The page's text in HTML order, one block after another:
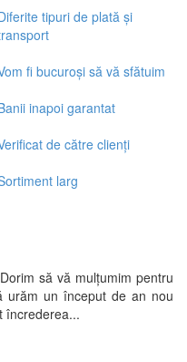
tipuri de plată și
fi bucuroși să vă sfătuim
inapoi garantat
de către clienți
larg
să vă mulțumim pentru
urăm un început de an nou
încrederea...